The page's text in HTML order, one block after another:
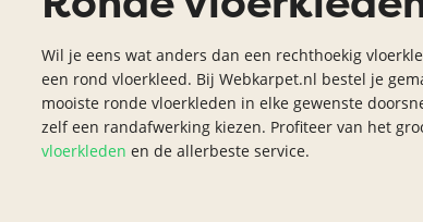
Zilver vloerkleed
Vloerkleed zwart wit
Toon alles Soorten
Toon alles Afmetingen
Interfloor
Wil je eens wat anders dan een rechthoekig
een rond vloerkleed. Bij Webkarpet.nl bestel je
mooiste ronde vloerkleden in elke gewenste
zelf een randafwerking kiezen. Profiteer van het
vloerkleden en de allerbeste service.